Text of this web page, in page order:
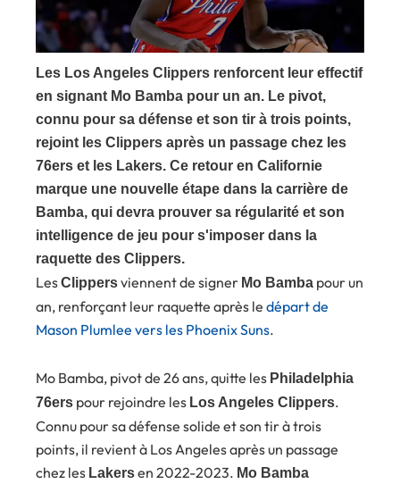
Les Los Angeles Clippers renforcent leur effectif
en signant Mo Bamba pour un an. Le pivot,
connu pour sa défense et son tir à trois points,
rejoint les Clippers après un passage chez les
76ers et les Lakers. Ce retour en Californie
marque une nouvelle étape dans la carrière de
Bamba, qui devra prouver sa régularité et son
intelligence de jeu pour s'imposer dans la
raquette des Clippers.
LesClippersviennent de signer Mo Bamba pour un
an, renforçant leur raquette après le départ de
Mason Plumlee vers les Phoenix Suns.
Mo Bamba, pivot de 26 ans, quitte les Philadelphia
76ers pour rejoindre les Los Angeles Clippers.
Connu pour sa défense solide et son tir à trois
points, il revient à Los Angeles après un passage
chez les Lakersen 2022-2023. Mo Bamba